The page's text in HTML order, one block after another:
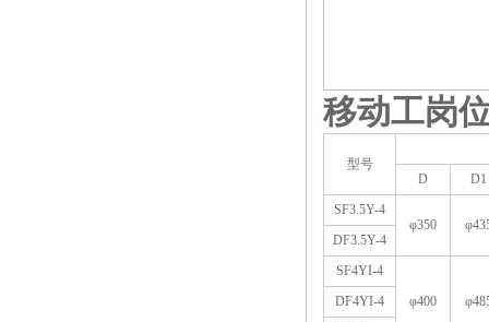
移动工岗
型号
D
D1
SF3.5Y-4
φ350
DF3.5Y-4
SF4YI-4
φ400
DF4YI-4